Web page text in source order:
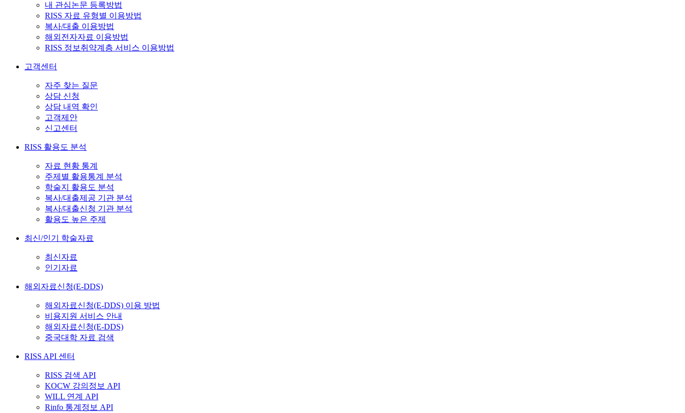
내 관심논문 등록방법
RISS 자료 유형별 이용방법
복사/대출 이용방법
해외전자자료 이용방법
RISS 정보취약계층 서비스 이용방법
고객센터
자주 찾는 질문
상담 신청
상담 내역 확인
고객제안
신고센터
RISS 활용도 분석
자료 현황 통계
주제별 활용통계 분석
학술지 활용도 분석
복사/대출제공 기관 분석
복사/대출신청 기관 분석
활용도 높은 주제
최신/인기 학술자료
최신자료
인기자료
해외자료신청(E-DDS)
해외자료신청(E-DDS) 이용 방법
비용지원 서비스 안내
해외자료신청(E-DDS)
중국대학 자료 검색
RISS API 센터
RISS 검색 API
KOCW 강의정보 API
WILL 연계 API
Rinfo 통계정보 API